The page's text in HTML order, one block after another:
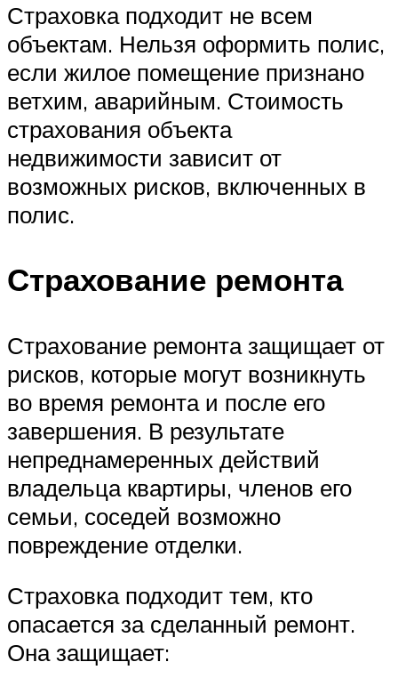
Страховка подходит не всем
объектам. Нельзя оформить полис,
если жилое помещение признано
ветхим, аварийным. Стоимость
страхования объекта
недвижимости зависит от
возможных рисков, включенных в
полис.
Страхование ремонта
Страхование ремонта защищает от
рисков, которые могут возникнуть
во время ремонта и после его
завершения. В результате
непреднамеренных действий
владельца квартиры, членов его
семьи, соседей возможно
повреждение отделки.
Страховка подходит тем, кто
опасается за сделанный ремонт.
Она защищает: